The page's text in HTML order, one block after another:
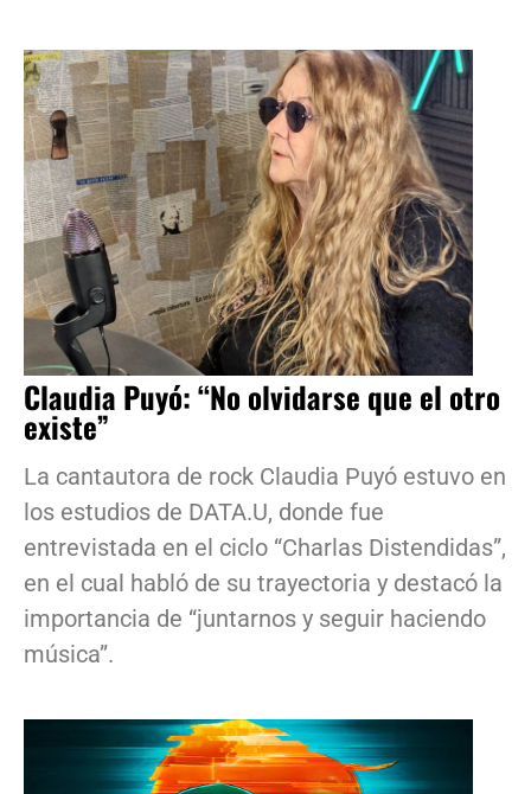
Claudia Puyó: “No olvidarse que el otro
existe”
La cantautora de rock Claudia Puyó estuvo en
los estudios de DATA.U, donde fue
entrevistada en el ciclo “Charlas Distendidas”,
en el cual habló de su trayectoria y destacó la
importancia de “juntarnos y seguir haciendo
música”.